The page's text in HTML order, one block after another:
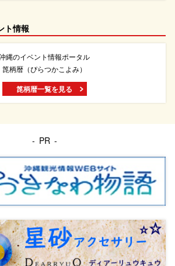
ト情報
縄のイベント情報ポータル
箆柄暦（ぴらつかこよみ）
箆柄暦一覧を見る
PR